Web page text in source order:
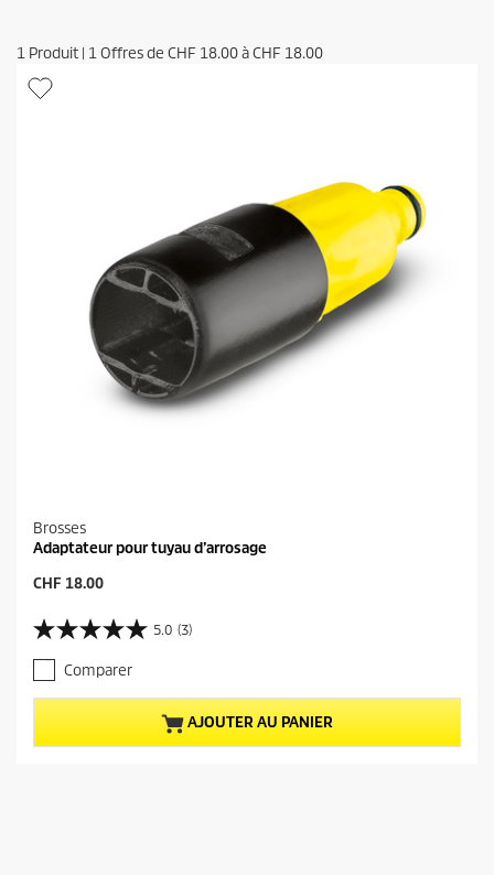
1 Produit | 1Offres de CHF 18.00àCHF 18.00
Brosses
Adaptateur pour tuyau d’arrosage
P
i
x
a
c
t
u
e
CHF 18.00
5.0 (3)
5
.
0
s
r
Comparer
AJOUTER AU PANIER